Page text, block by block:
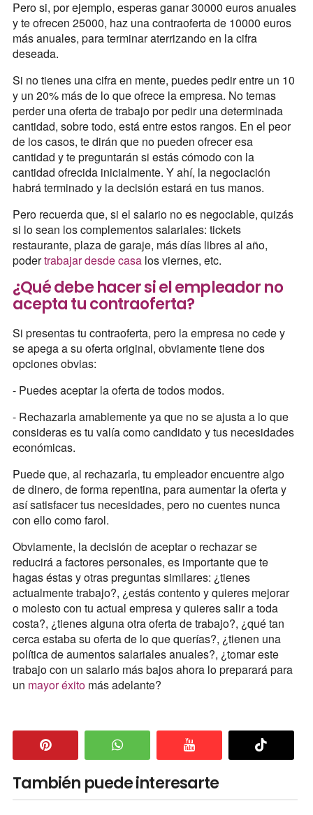
Pero si, por ejemplo, esperas ganar 30000 euros anuales
y te ofrecen 25000, haz una contraoferta de 10000 euros
más anuales, para terminar aterrizando en la cifra
deseada.
Si no tienes una cifra en mente, puedes pedir entre un 10
y un 20% más de lo que ofrece la empresa. No temas
perder una oferta de trabajo por pedir una determinada
cantidad, sobre todo, está entre estos rangos. En el peor
de los casos, te dirán que no pueden ofrecer esa
cantidad y te preguntarán si estás cómodo con la
cantidad ofrecida inicialmente. Y ahí, la negociación
habrá terminado y la decisión estará en tus manos.
Pero recuerda que, si el salario no es negociable, quizás
si lo sean los complementos salariales: tickets
restaurante, plaza de garaje, más días libres al año,
podertrabajar desde casalos viernes, etc.
¿Qué debe hacer si el empleador no
acepta tu contraoferta?
Si presentas tu contraoferta, pero la empresa no cede y
se apega a su oferta original, obviamente tiene dos
opciones obvias:
- Puedes aceptar la oferta de todos modos.
- Rechazarla amablemente ya que no se ajusta a lo que
consideras es tu valía como candidato y tus necesidades
económicas.
Puede que, al rechazarla, tu empleador encuentre algo
de dinero, de forma repentina, para aumentar la oferta y
así satisfacer tus necesidades, pero no cuentes nunca
con ello como farol.
Obviamente, la decisión de aceptar o rechazar se
reducirá a factores personales, es importante que te
hagas éstas y otras preguntas similares: ¿tienes
actualmente trabajo?, ¿estás contento y quieres mejorar
o molesto con tu actual empresa y quieres salir a toda
costa?, ¿tienes alguna otra oferta de trabajo?, ¿qué tan
cerca estaba su oferta de lo que querías?, ¿tienen una
política de aumentos salariales anuales?, ¿tomar este
trabajo con un salario más bajos ahora lo preparará para
un mayor éxitomás adelante?
También puede interesarte